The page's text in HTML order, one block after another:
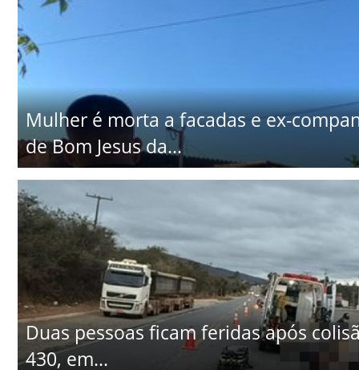
Mulher é morta a facadas e ex-
de Bom Jesus da...
Duas pessoas ficam feridas após
430, em...